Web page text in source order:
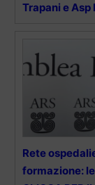
Trapani e Asp
Rete
formazione: